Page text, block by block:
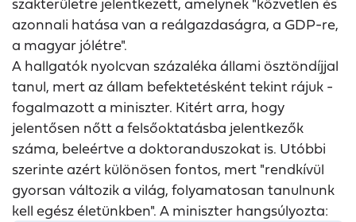
azonnali hatása van a reálgazdaságra, a GDP-re,
a magyar jólétre".
A hallgatók nyolcvan százaléka állami ösztöndíjjal
tanul, mert az állam befektetésként tekint rájuk -
fogalmazott a miniszter. Kitért arra, hogy
jelentősen nőtt a felsőoktatásba jelentkezők
száma, beleértve a doktoranduszokat is. Utóbbi
szerinte azért különösen fontos, mert "rendkívül
gyorsan változik a világ, folyamatosan tanulnunk
kell egész életünkben". A miniszter hangsúlyozta: